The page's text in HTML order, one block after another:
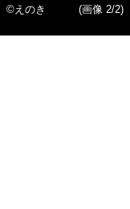
©えのき
(画像 2/2)